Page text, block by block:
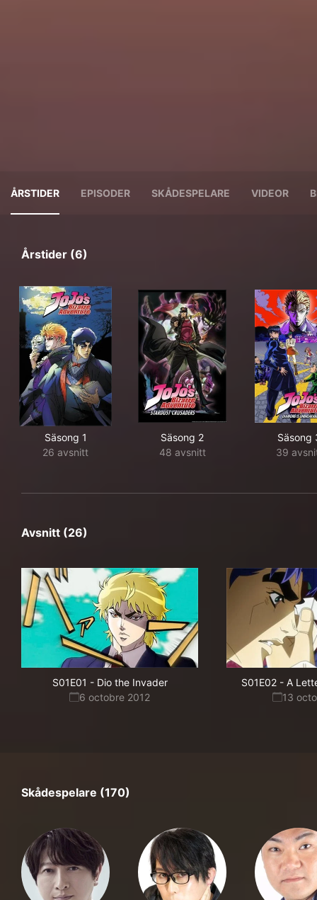
ÅRSTIDER EPISODER SKÅDESPELARE VIDEOR
Årstider (6)
Säsong 1
26 avsnitt
Säsong 2
48 avsnitt
Säsong
39
Avsnitt (26)
S01E01 - Dio the Invader
6 octobre 2012
S01E02 - A
13
Skådespelare (170)